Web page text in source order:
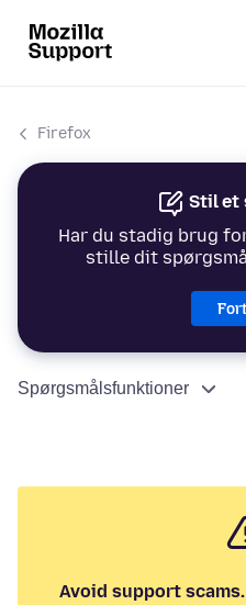
Firefox
Stil et
Har du stadig brug
stille dit
Spørgsmålsfunktioner
Avoid support scams.